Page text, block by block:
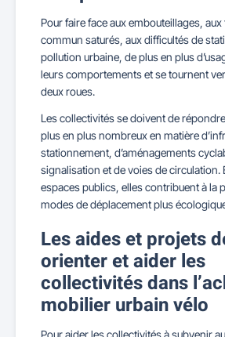
Pour faire face aux embouteillages,
commun saturés, aux difficultés de
pollution urbaine, de plus en plus
leurs comportements et se tournent
deux roues.
Les collectivités se doivent de
plus en plus nombreux en matière
stationnement, d’aménagements
signalisation et de voies de circulation.
espaces publics, elles contribuent à la
modes de déplacement plus
Les aides et projets
orienter et aider les
collectivités dans
mobilier urbain vélo
Pour aider les collectivités à subvenir